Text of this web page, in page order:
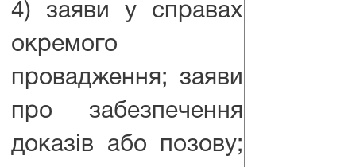
4) заяви у справах
окремого
провадження; заяви
про забезпечення
доказів або позову;